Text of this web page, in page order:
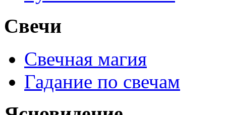
Свечи
Свечная магия
Гадание по свечам